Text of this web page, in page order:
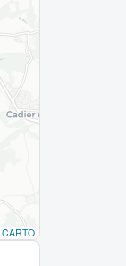
CARTO